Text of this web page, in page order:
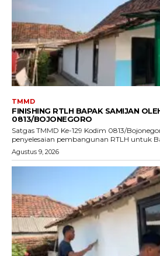
TMMD
FINISHING RTLH BAPAK SAMIJAN
0813/BOJONEGORO
Satgas TMMD Ke-129 Kodim 0813/
penyelesaian pembangunan RTLH untuk
Agustus 9, 2026